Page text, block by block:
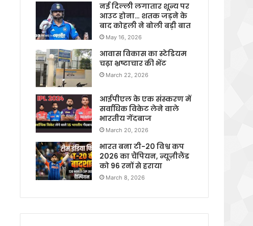
नई दिल्ली लगातार शून्य पर
आउट होना… शतक जड़ने के
बाद कोहली ने बोली बड़ी बात
May 16, 2026
आवास विकास का स्टेडियम
चढ़ा भ्रष्टाचार की भेंट
March 22, 2026
आईपीएल के एक संस्करण में
सर्वाधिक विकेट लेने वाले
भारतीय गेंदबाज
March 20, 2026
भारत बना टी-20 विश्व कप
2026 का चैंपियन, न्यूज़ीलैंड
को 96 रनों से हराया
March 8, 2026